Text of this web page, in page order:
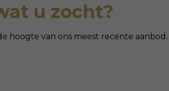
u zocht?
hoogte van ons meest recente aanbod.